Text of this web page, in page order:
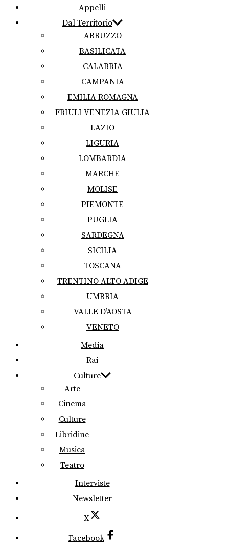
Appelli
Dal Territorio
ABRUZZO
BASILICATA
CALABRIA
CAMPANIA
EMILIA ROMAGNA
FRIULI VENEZIA GIULIA
LAZIO
LIGURIA
LOMBARDIA
MARCHE
MOLISE
PIEMONTE
PUGLIA
SARDEGNA
SICILIA
TOSCANA
TRENTINO ALTO ADIGE
UMBRIA
VALLE D’AOSTA
VENETO
Media
Rai
Culture
Arte
Cinema
Culture
Libridine
Musica
Teatro
Interviste
Newsletter
X
Facebook